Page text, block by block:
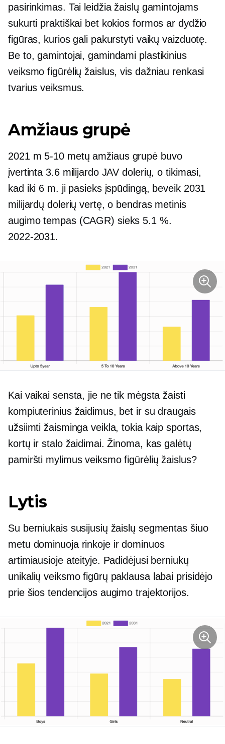
pasirinkimas. Tai leidžia žaislų gamintojams
sukurti praktiškai bet kokios formos ar dydžio
figūras, kurios gali pakurstyti vaikų vaizduotę.
Be to, gamintojai, gamindami plastikinius
veiksmo figūrėlių žaislus, vis dažniau renkasi
tvarius veiksmus.
Amžiaus grupė
2021 m 5-10metų amžiaus grupė buvo
įvertinta 3.6 milijardo JAV dolerių, o tikimasi,
kad iki 6 m. ji pasieks įspūdingą, beveik 2031
milijardų dolerių vertę, o bendras metinis
augimo tempas (CAGR) sieks 5.1 %.
2022-2031.
Kai vaikai sensta, jie ne tik mėgsta žaisti
kompiuterinius žaidimus, bet ir su draugais
užsiimti žaisminga veikla, tokia kaip sportas,
kortų ir stalo žaidimai. Žinoma, kas galėtų
pamiršti mylimus veiksmo figūrėlių žaislus?
Lytis
Su berniukais susijusių žaislų segmentas šiuo
metu dominuoja rinkoje ir dominuos
artimiausioje ateityje. Padidėjusi berniukų
unikalių veiksmo figūrų paklausa labai prisidėjo
prie šios tendencijos augimo trajektorijos.